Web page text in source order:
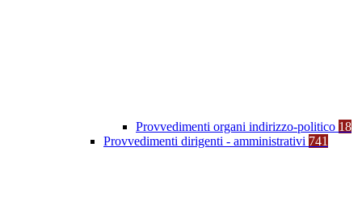
Provvedimenti organi indirizzo-politico 18
Provvedimenti dirigenti - amministrativi 741